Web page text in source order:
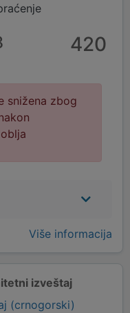
izveštaj
(crnogorski)
420
snižena zbog
Više informacija